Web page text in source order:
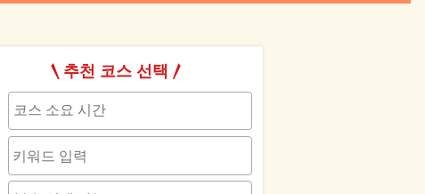
추천 코스 선택